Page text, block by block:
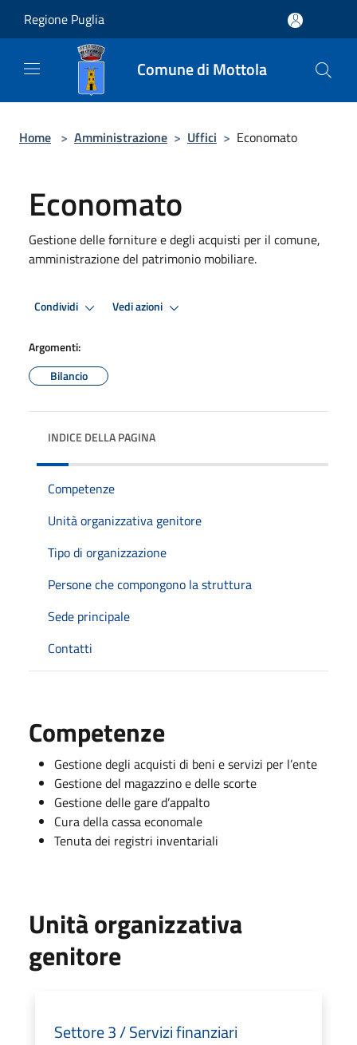
Regione Puglia
Comune di Mottola
Home > Amministrazione > Uffici > Economato
Economato
Gestione delle forniture e degli acquisti per il comune,
amministrazione del patrimonio mobiliare.
Condividi Vedi azioni
Argomenti:
Bilancio
INDICE DELLA PAGINA
Competenze
Unità organizzativa genitore
Tipo di organizzazione
Persone che compongono la struttura
Sede principale
Contatti
Competenze
Gestione degli acquisti di beni e servizi per l’ente
Gestione del magazzino e delle scorte
Gestione delle gare d’appalto
Cura della cassa economale
Tenuta dei registri inventariali
Unità organizzativa
genitore
Settore 3 / Servizi finanziari